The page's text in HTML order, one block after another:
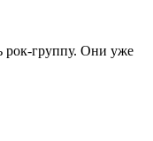
рок-группу. Они уже